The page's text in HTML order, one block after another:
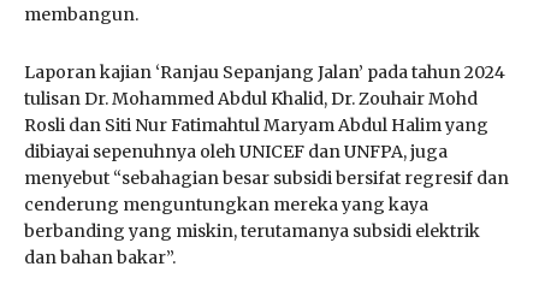
membangun.
Laporan kajian ‘Ranjau Sepanjang Jalan’ pada tahun 2024
tulisan Dr. Mohammed Abdul Khalid, Dr. Zouhair Mohd
Rosli dan Siti Nur Fatimahtul Maryam Abdul Halim yang
dibiayai sepenuhnya oleh UNICEF dan UNFPA, juga
menyebut “sebahagian besar subsidi bersifat regresif dan
cenderung menguntungkan mereka yang kaya
berbanding yang miskin, terutamanya subsidi elektrik
dan bahan bakar”.